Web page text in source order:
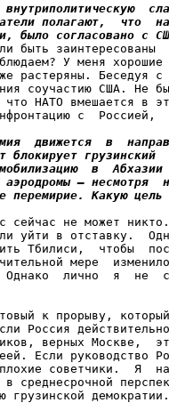
полагают,  что
было согласовано с
заинтересованы
У меня
растеряны. Беседуя
соучастию США. Не
НАТО вмешается в
с  Россией,
движется  в
блокирует грузинский
в
аэродромы – несмотря
перемирие. Какую цель
не может
уйти в отставку.
Тбилиси,  чтобы
мере
Однако  лично  я  не
к прорыву,
Россия
верных Москве,
Если руководство
советчики.  Я
среднесрочной
грузинской демократии.